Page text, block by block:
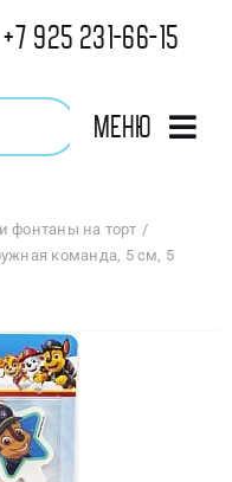
+7 925 231-66-15
Меню
фонтаны на торт
команда, 5 см, 5